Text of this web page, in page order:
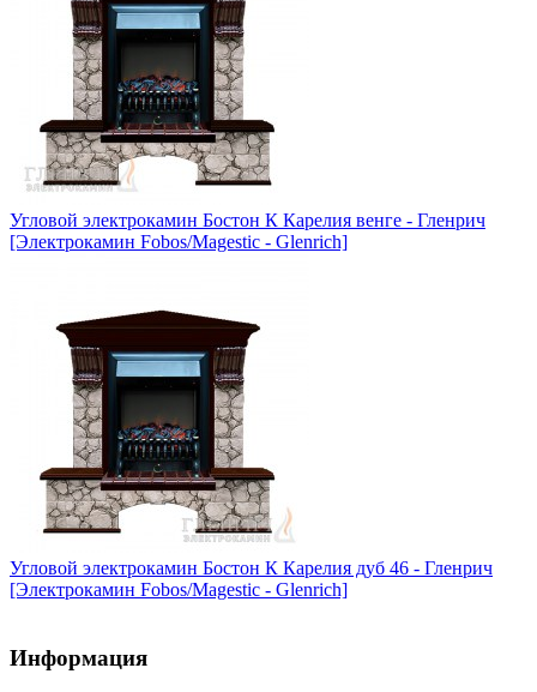
Угловой электрокамин Бостон К Карелия венге - Гленрич
[Электрокамин Fobos/Magestic - Glenrich]
Угловой электрокамин Бостон К Карелия дуб 46 - Гленрич
[Электрокамин Fobos/Magestic - Glenrich]
Информация